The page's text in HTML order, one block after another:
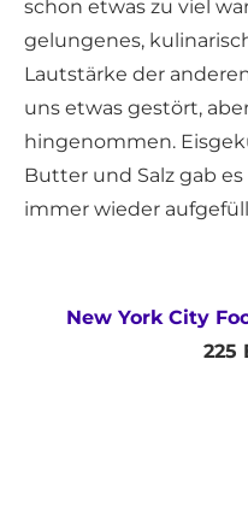
schon etwas zu viel
gelungenes,
Lautstärke der
uns etwas gestört,
hingenommen.
Butter und Salz gab
immer wieder
New York City
225